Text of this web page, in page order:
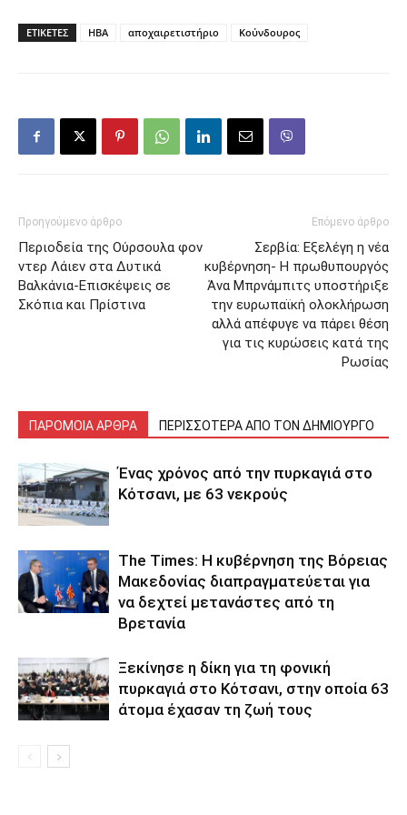
ΕΤΙΚΕΤΕΣ HBA αποχαιρετιστήριο Κούνδουρος
Προηγούμενο άρθρο
Περιοδεία της Ούρσουλα φον
ντερ Λάιεν στα Δυτικά
Βαλκάνια-Επισκέψεις σε
Σκόπια και Πρίστινα
Επόμενο άρθρο
Σερβία: Εξελέγη η νέα
κυβέρνηση- Η πρωθυπουργός
Άνα Μπρνάμπιτς υποστήριξε
την ευρωπαϊκή ολοκλήρωση
αλλά απέφυγε να πάρει θέση
για τις κυρώσεις κατά της
Ρωσίας
ΠΑΡΟΜΟΙΑ ΑΡΘΡΑ ΠΕΡΙΣΣΟΤΕΡΑ ΑΠΟ ΤΟΝ ΔΗΜΙΟΥΡΓΟ
Ένας χρόνος από την πυρκαγιά στο
Κότσανι, με 63 νεκρούς
The Times: Η κυβέρνηση της Βόρειας
Μακεδονίας διαπραγματεύεται για
να δεχτεί μετανάστες από τη
Βρετανία
Ξεκίνησε η δίκη για τη φονική
πυρκαγιά στο Κότσανι, στην οποία 63
άτομα έχασαν τη ζωή τους